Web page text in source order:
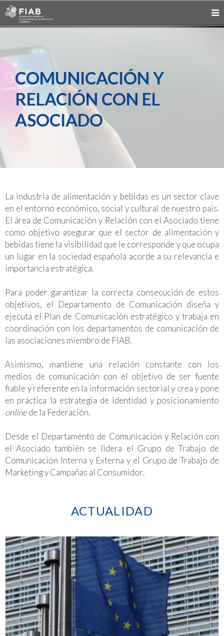
COMUNICACIÓN Y
RELACIÓN CON EL
ASOCIADO
La industria de alimentación y bebidas es un sector clave
en el entorno económico, social y cultural de nuestro país.
El área de Comunicación y Relación con el Asociado tiene
como objetivo asegurar que el sector de alimentación y
bebidas tiene la visibilidad que le corresponde y que ocupa
un lugar en la sociedad española acorde a su relevancia e
importancia estratégica.
Para poder garantizar la correcta consecución de estos
objetivos, el Departamento de Comunicación diseña y
ejecuta el Plan de Comunicación estratégico y trabaja en
coordinación con los departamentos de comunicación de
las asociaciones miembro de FIAB.
Asimismo, mantiene una relación constante con los
medios de comunicación con el objetivo de ser fuente
fiable y referente en la información sectorial y crea y pone
en práctica la estrategia de identidad y posicionamiento
onlinede la Federación.
Desde el Departamento de Comunicación y Relación con
el Asociado también se lidera el Grupo de Trabajo de
Comunicación Interna y Externa y el Grupo de Trabajo de
Marketing y Campañas al Consumidor.
ACTUALIDAD